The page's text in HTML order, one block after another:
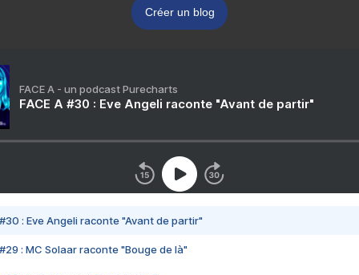
Créer un blog
FACE A - un podcast Purecharts
FACE A #30 : Eve Angeli raconte "Avant de partir"
#30 : Eve Angeli raconte "Avant de partir"
#29 : MC Solaar raconte "Bouge de là"